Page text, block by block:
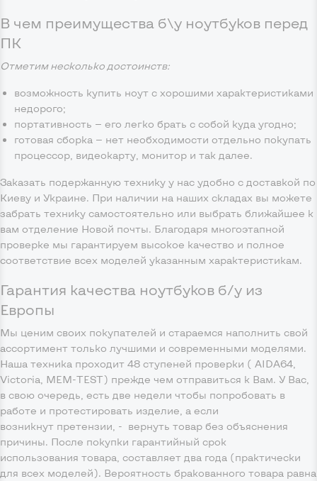
В чем преимущества б\у ноутбуков перед
ПК
Отметим несколько достоинств:
возможность купить ноут с хорошими характеристиками
недорого;
портативность — его легко брать с собой куда угодно;
готовая сборка — нет необходимости отдельно покупать
процессор, видеокарту, монитор и так далее.
Заказать подержанную технику у нас удобно с доставкой по
Киеву и Украине. При наличии на наших складах вы можете
забрать технику самостоятельно или выбрать ближайшее к
вам отделение Новой почты. Благодаря многоэтапной
проверке мы гарантируем высокое качество и полное
соответствие всех моделей указанным характеристикам.
Гарантия качества ноутбуков б/у из
Европы
Мы ценим своих покупателей и стараемся наполнить свой
ассортимент только лучшими и современными моделями.
Наша техника проходит 48 ступеней проверки ( AIDA64,
Victoria, MEM-TEST) прежде чем отправиться к Вам. У Вас,
в свою очередь, есть две недели чтобы попробовать в
работе и протестировать изделие, а если
возникнут претензии, - вернуть товар без объяснения
причины. После покупки гарантийный срок
использования товара, составляет два года (практически
для всех моделей). Вероятность бракованного товара равна